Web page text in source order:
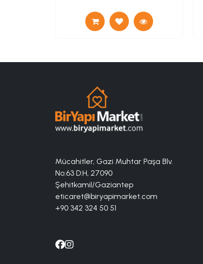
Mücahitler, Gazi Muhtar Paşa Blv.
No:63 D:H, 27090
Şehitkamil/Gaziantep
eticaret@biryapimarket.com
+90 342 324 50 51